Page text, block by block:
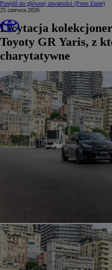
Przejdź do głównej zawartości (Press Enter)
25 czerwca 2026
Licytacja
Toyoty GR Yaris, z
charytatywne